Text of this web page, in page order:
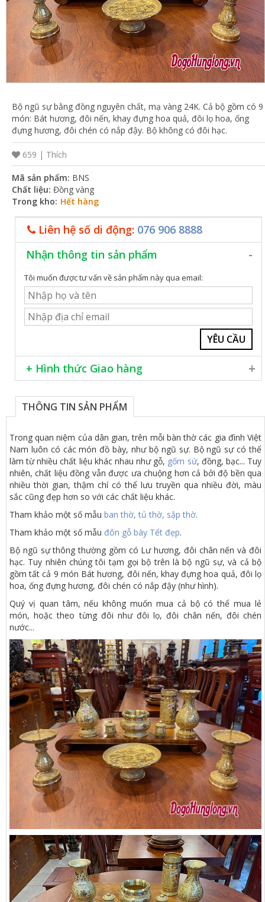
VỤ
TIN
TỨC
HỆ
CỬA
HÀNG
TRỢ
LIÊN
Bộ ngũ sự bằng đồng nguyên chất, mạ vàng 24K. Cả bộ gồm có 9
món: Bát hương, đôi nến, khay đựng hoa quả, đôi lọ hoa, ống
đựng hương, đôi chén có nắp đậy. Bộ không có đôi hạc.
659 | Thích
Mã sản phẩm: BNS
Chất liệu: Đồng vàng
Trong kho: Hết hàng
Liên hệ số di động: 076 906 8888
Nhận thông tin sản phẩm
Tôi muốn được tư vấn về sản phẩm này qua email:
+ Hình thức Giao hàng
Lắp đặt miễn phí trong nội thành Hà Nội
Phương thức thanh toán chuyển khoản, hoặc tiền mặt
THÔNG TIN SẢN PHẨM
Trong quan niệm của dân gian, trên mỗi bàn thờ các gia đình Việt
Nam luôn có các món đồ bày, như bộ ngũ sự. Bộ ngũ sự có thể
làm từ nhiều chất liệu khác nhau như gỗ, gốm sứ, đồng, bạc... Tuy
nhiên, chất liệu đồng vẫn được ưa chuộng hơn cả bởi độ bền qua
nhiều thời gian, thậm chí có thể lưu truyền qua nhiều đời, màu
sắc cũng đẹp hơn so với các chất liệu khác.
Tham khảo một số mẫu ban thờ, tủ thờ, sập thờ.
Tham khảo một số mẫu đôn gỗ bày Tết đẹp.
Bộ ngũ sự thông thường gồm có Lư hương, đôi chân nến và đôi
hạc. Tuy nhiên chúng tôi tạm gọi bộ trên là bộ ngũ sự, và cả bộ
gồm tất cả 9 món Bát hương, đôi nến, khay đựng hoa quả, đôi lọ
hoa, ống đựng hương, đôi chén có nắp đậy (như hình).
Quý vị quan tâm, nếu không muốn mua cả bộ có thể mua lẻ
món, hoặc theo từng đôi như đôi lọ, đôi chân nến, đôi chén
nước...